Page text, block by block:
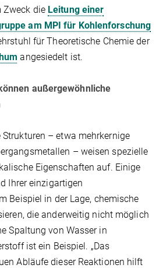
Zweck die Leitung einer
am MPI für Kohlenforschung
für Theoretische Chemie der
angesiedelt ist.
außergewöhnliche
– etwa mehrkernige
– weisen spezielle
Eigenschaften auf. Einige
Ihrer einzigartigen
Beispiel in der Lage, chemische
die anderweitig nicht möglich
Spaltung von Wasser in
ist ein Beispiel. „Das
Abläufe dieser Reaktionen hilft